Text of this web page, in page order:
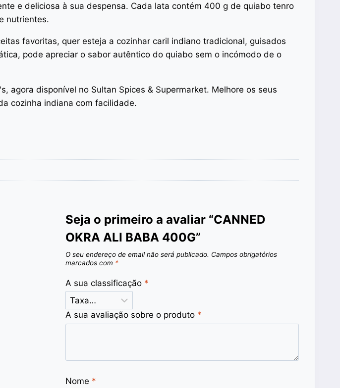
e deliciosa à sua despensa. Cada lata contém 400 g de quiabo tenro
nutrientes.
favoritas, quer esteja a cozinhar caril indiano tradicional, guisados
pode apreciar o sabor autêntico do quiabo sem o incómodo de o
agora disponível no Sultan Spices & Supermarket. Melhore os seus
cozinha indiana com facilidade.
Seja o primeiro a avaliar “CANNED
OKRA ALI BABA 400G”
O seu endereço de email não será publicado. Campos obrigatórios
marcados com *
A sua classificação *
A sua avaliação sobre o produto *
Nome *